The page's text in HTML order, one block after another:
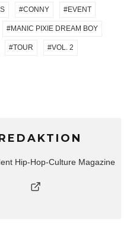
CONNY EVENT
MANIC PIXIE DREAM BOY
TOUR VOL. 2
Hip-Hop-Culture Magazine